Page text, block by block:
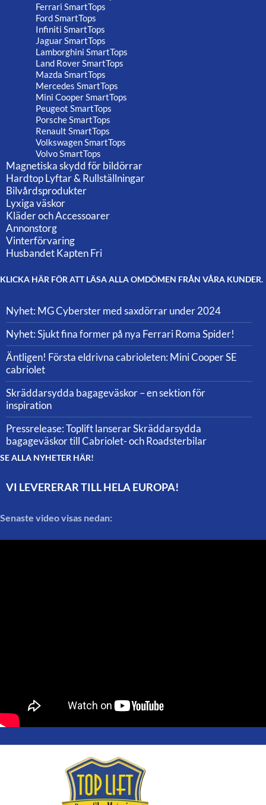
Ferrari SmartTops
Ford SmartTops
Infiniti SmartTops
Jaguar SmartTops
Lamborghini SmartTops
Land Rover SmartTops
Mazda SmartTops
Mercedes SmartTops
Mini Cooper SmartTops
Peugeot SmartTops
Porsche SmartTops
Renault SmartTops
Volkswagen SmartTops
Volvo SmartTops
Magnetiska skydd för bildörrar
Hardtop Lyftar & Rullställningar
Bilvårdsprodukter
Lyxiga väskor
Kläder och Accessoarer
Annonstorg
Vinterförvaring
Husbandet Kapten Fri
KLICKA HÄR FÖR ATT LÄSA ALLA OMDÖMEN FRÅN VÅRA KUNDER.
Nyhet: MG Cyberster med saxdörrar under 2024
Nyhet: Sjukt fina former på nya Ferrari Roma Spider!
Äntligen! Första eldrivna cabrioleten: Mini Cooper SE
cabriolet
Skräddarsydda bagageväskor – en sektion för
inspiration
Pressrelease: Toplift lanserar Skräddarsydda
bagageväskor till Cabriolet- och Roadsterbilar
SE ALLA NYHETER HÄR!
VI LEVERERAR TILL HELA EUROPA!
Senaste video visas nedan: